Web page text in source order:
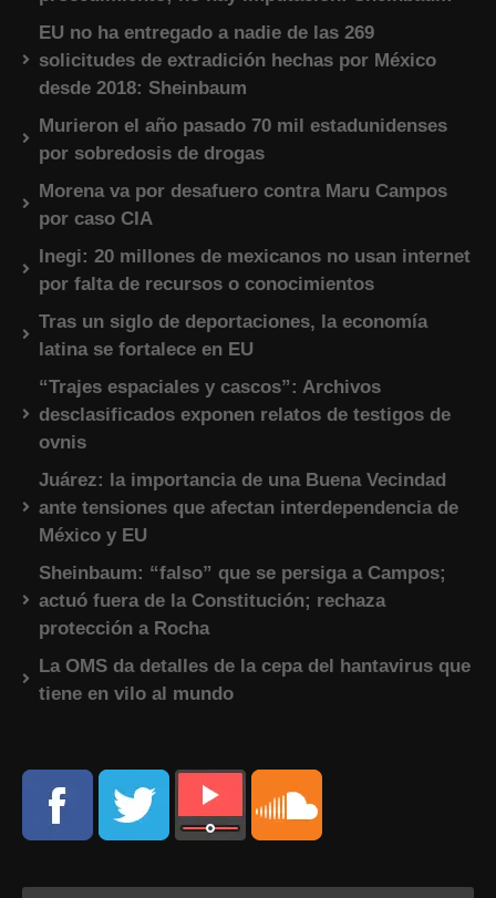
EU no ha entregado a nadie de las 269
solicitudes de extradición hechas por México
desde 2018: Sheinbaum
Murieron el año pasado 70 mil estadunidenses
por sobredosis de drogas
Morena va por desafuero contra Maru Campos
por caso CIA
Inegi: 20 millones de mexicanos no usan internet
por falta de recursos o conocimientos
Tras un siglo de deportaciones, la economía
latina se fortalece en EU
“Trajes espaciales y cascos”: Archivos
desclasificados exponen relatos de testigos de
ovnis
Juárez: la importancia de una Buena Vecindad
ante tensiones que afectan interdependencia de
México y EU
Sheinbaum: “falso” que se persiga a Campos;
actuó fuera de la Constitución; rechaza
protección a Rocha
La OMS da detalles de la cepa del hantavirus que
tiene en vilo al mundo